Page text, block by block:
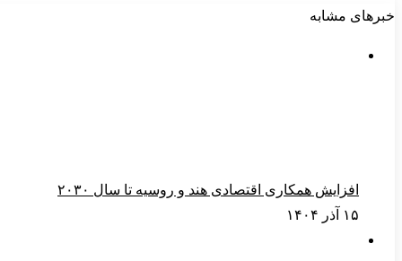
خبرهای مشابه
افزایش همکاری اقتصادی هند و روسیه تا سال ۲۰۳۰
۱۵ آذر ۱۴۰۴